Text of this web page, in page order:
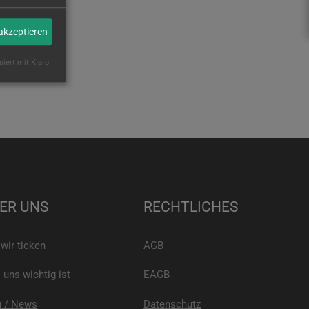
UNS
ticken
uns wichtig ist
/ News
RECHTLICHES
AGB
EAGB
Datenschutz
mit Klaro!